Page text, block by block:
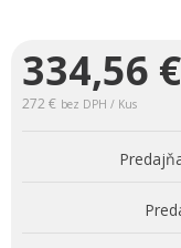
334,56 €
272 € bez DPH / Kus